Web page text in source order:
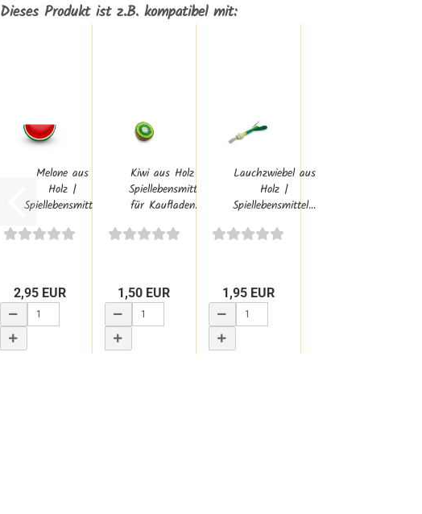
Dieses Produkt ist z.B. kompatibel mit:
Melone aus
Holz |
Spiellebensmittel
2,95 EUR
Kiwi aus Holz |
Spiellebensmittel
für Kaufladen...
1,50 EUR
Lauchzwiebel aus
Holz |
Spiellebensmittel...
1,95 EUR